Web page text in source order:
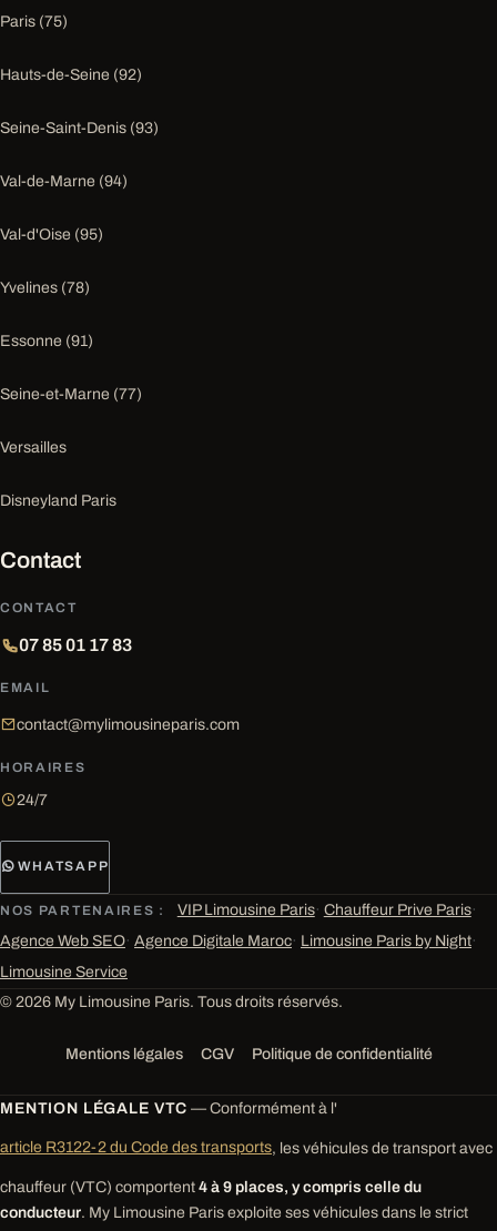
Paris (75)
Hauts-de-Seine (92)
Seine-Saint-Denis (93)
Val-de-Marne (94)
Val-d'Oise (95)
Yvelines (78)
Essonne (91)
Seine-et-Marne (77)
Versailles
Disneyland Paris
Contact
CONTACT
07 85 01 17 83
EMAIL
contact@mylimousineparis.com
HORAIRES
24/7
WHATSAPP
NOS PARTENAIRES : VIP Limousine Paris· Chauffeur Prive Paris·
Agence Web SEO· Agence Digitale Maroc· Limousine Paris by Night·
Limousine Service
© 2026 My Limousine Paris. Tous droits réservés.
Mentions légales CGV Politique de confidentialité
MENTION LÉGALE VTC — Conformément à l'
article R3122-2 du Code des transports, les véhicules de transport avec
chauffeur (VTC) comportent 4 à 9 places, y compris celle du
conducteur. My Limousine Paris exploite ses véhicules dans le strict